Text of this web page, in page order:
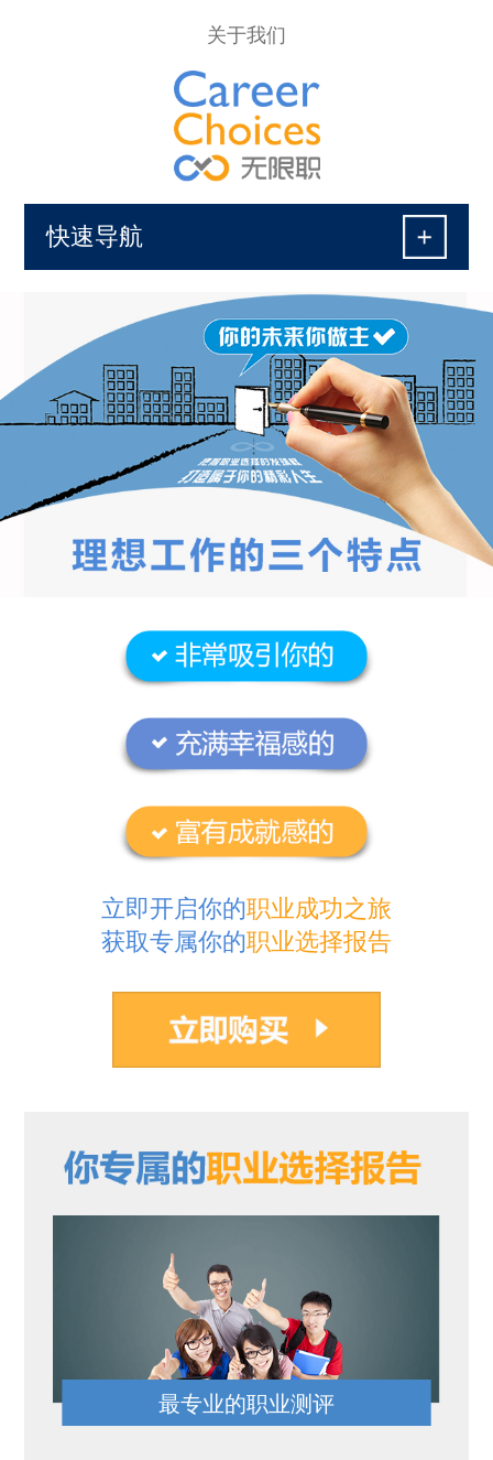
关于我们
快速导航
立即开启你的职业成功之旅
获取专属你的职业选择报告
最专业的职业测评